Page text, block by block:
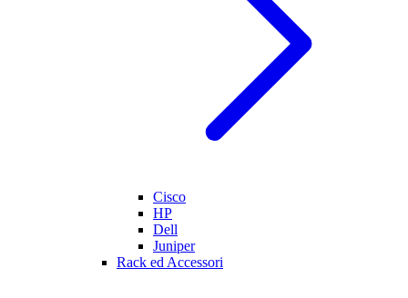
Cisco
HP
Dell
Juniper
Rack ed Accessori